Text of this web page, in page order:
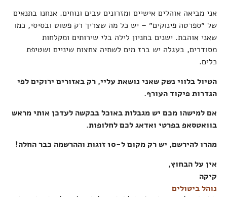
אני מביאה אוהלים אישיים ומזרונים עבים ונוחים. אנחנו בתנאים
של ״ספרטה פינוקים״ – יש כל מה שצריך רק פשוט ובסיסי, כמו
שאני אוהבת. ישנים בחניון לילה בלי שירותים ומקלחות
מסודרים, בעגלה יש ברז מים לשתיה צחצוח שיניים ושטיפת
כלים.
הטיול בלווי נשק שאני נושאת עליי, רק באזורים ירוקים לפי
הגדרות פיקוד העורף.
אם למישהו מכם יש מגבלות באוכל בבקשה לעדכן אותי מראש
בוואטסאפ בפרטי ואדאג לכם לחלופות.
מהרו להירשם, יש רק מקום ל-10 זוגות וההרשמה כבר החלה!
אין על הבחוץ,
קיקה
נוהל ביטולים